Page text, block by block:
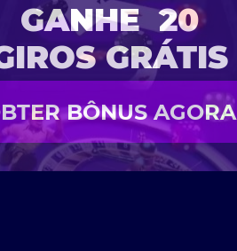
GANHE 20
GRÁTIS
BÔNUS AGORA